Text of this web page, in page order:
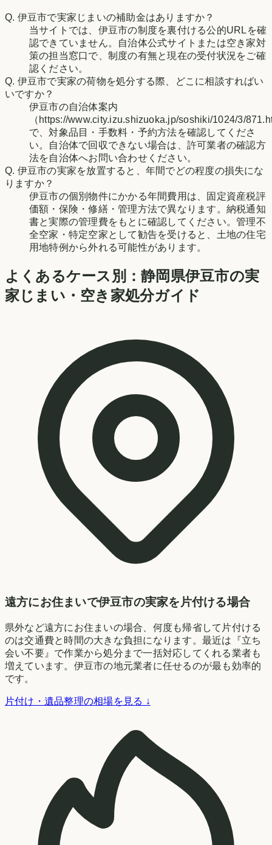
Q. 伊豆市で実家じまいの補助金はありますか？
当サイトでは、伊豆市の制度を裏付ける公的URLを確
認できていません。自治体公式サイトまたは空き家対
策の担当窓口で、制度の有無と現在の受付状況をご確
認ください。
Q. 伊豆市で実家の荷物を処分する際、どこに相談すればい
いですか？
伊豆市の自治体案内
（https://www.city.izu.shizuoka.jp/soshiki/1024/3/
で、対象品目・手数料・予約方法を確認してくださ
い。自治体で回収できない場合は、許可業者の確認方
法を自治体へお問い合わせください。
Q. 伊豆市の実家を放置すると、年間でどの程度の損失にな
りますか？
伊豆市の個別物件にかかる年間費用は、固定資産税評
価額・保険・修繕・管理方法で異なります。納税通知
書と実際の管理費をもとに確認してください。管理不
全空家・特定空家として勧告を受けると、土地の住宅
用地特例から外れる可能性があります。
よくあるケース別：静岡県伊豆市の実
家じまい・空き家処分ガイド
遠方にお住まいで伊豆市の実家を片付ける場合
県外など遠方にお住まいの場合、何度も帰省して片付ける
のは交通費と時間の大きな負担になります。最近は『立ち
会い不要』で作業から処分まで一括対応してくれる業者も
増えています。伊豆市の地元業者に任せるのが最も効率的
です。
片付け・遺品整理の相場を見る ↓